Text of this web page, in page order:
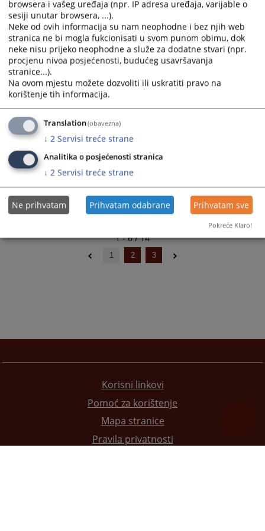
and
select
a
date.
Press
the
question
mark
key
get
the
keyboard
shortcuts
changing
dates.
and
select
a
date.
Press
question
mark
to
get
the
shortcuts
changing
dates.
26.01.2024.
Izmjena Plana javnih nabavki za 2024. godinu
04.01.2024.
Plan javnih nabavki za 2024. godinu
07.07.2023.
Izmjena Plana javnih nabavki za 2023. godinu
16.01.2023.
Plan javnih nabavki za 2023. godinu
1 - 6 / 14
1 2 3
Korisni linkovi
Pomoć za korištenje
Mapa stranice
Pravila privatnosti
browsera i vašeg uređaja (npr. IP adresa uređaja, varijable o
sesiji unutar browsera, ...).
Neke od ovih informacija su nam neophodne i bez njih web
stranica ne bi mogla fukcionisati u svom punom obimu, dok
neke nisu prijeko neophodne a služe za dodatne stvari (npr.
procjenu nivoa posjećenosti, budućeg usavršavanja
stranice...).
Na ovom mjestu možete dozvoliti ili uskratiti pravo na
korištenje tih informacija.
Translation(obavezna)
↓ 2 Servisi treće strane
Analitika o posjećenosti stranica
↓ 2 Servisi treće strane
Ne prihvatam Prihvatam odabrane Prihvatam sve
Pokreće Klaro!